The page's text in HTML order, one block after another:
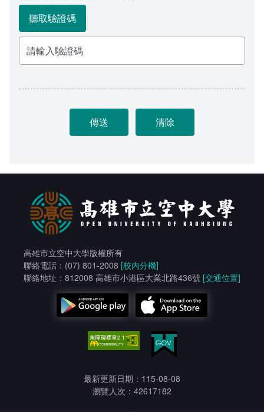
聽取驗證碼
高雄市立空中大學版權所有
聯絡電話：(07) 801-2008 [校內分機]
聯絡地址：812008 高雄市小港區大業北路436號 [交通位置]
最新更新日期：115-08-08
瀏覽人次：42617182